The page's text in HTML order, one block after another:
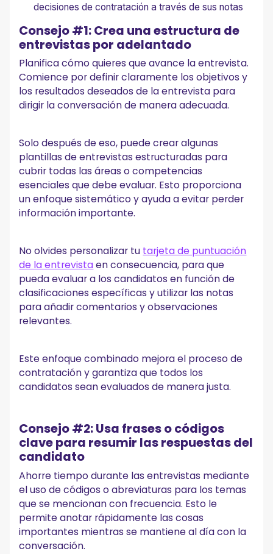
decisiones de contratación a través de sus notas
Consejo #1: Crea una estructura de
entrevistas por adelantado
Planifica cómo quieres que avance la entrevista.
Comience por definir claramente los objetivos y
los resultados deseados de la entrevista para
dirigir la conversación de manera adecuada.
Solo después de eso, puede crear algunas
plantillas de entrevistas estructuradas para
cubrir todas las áreas o competencias
esenciales que debe evaluar. Esto proporciona
un enfoque sistemático y ayuda a evitar perder
información importante.
No olvides personalizar tu tarjeta de puntuación
de la entrevistaen consecuencia, para que
pueda evaluar a los candidatos en función de
clasificaciones específicas y utilizar las notas
para añadir comentarios y observaciones
relevantes.
Este enfoque combinado mejora el proceso de
contratación y garantiza que todos los
candidatos sean evaluados de manera justa.
Consejo #2: Usa frases o códigos
clave para resumir las respuestas del
candidato
Ahorre tiempo durante las entrevistas mediante
el uso de códigos o abreviaturas para los temas
que se mencionan con frecuencia. Esto le
permite anotar rápidamente las cosas
importantes mientras se mantiene al día con la
conversación.